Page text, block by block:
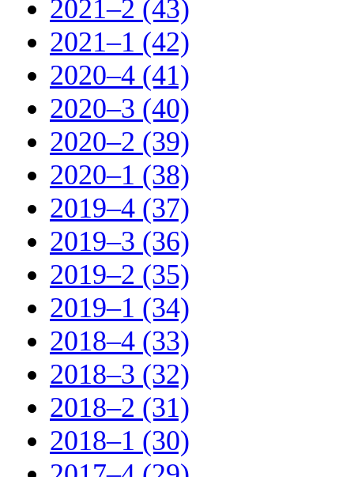
2021–2 (43)
2021–1 (42)
2020–4 (41)
2020–3 (40)
2020–2 (39)
2020–1 (38)
2019–4 (37)
2019–3 (36)
2019–2 (35)
2019–1 (34)
2018–4 (33)
2018–3 (32)
2018–2 (31)
2018–1 (30)